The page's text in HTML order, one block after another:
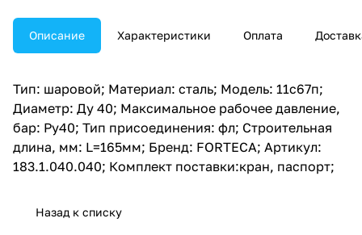
Описание Характеристики Оплата
Тип: шаровой; Материал: сталь; Модель: 11с67п;
Диаметр: Ду 40; Максимальное рабочее давление,
бар: Ру40; Тип присоединения: фл; Строительная
длина, мм: L=165мм; Бренд: FORTECA; Артикул:
183.1.040.040; Комплект поставки:кран, паспорт;
Назад к списку